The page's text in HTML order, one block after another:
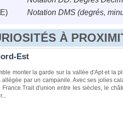
Notation DMS (degrés,
À
Est
monter la garde sur la vallée d'Apt et la
par un campanile. Avec ses jolies
d'union entre les siècles, le